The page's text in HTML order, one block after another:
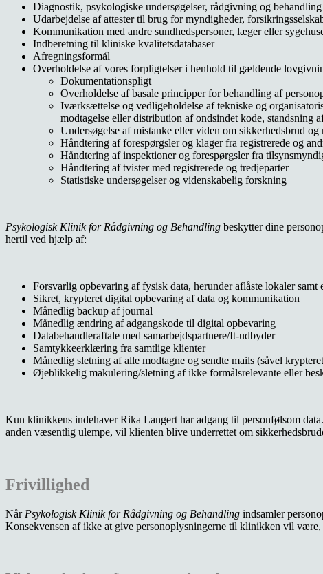
Diagnostik, psykologiske undersøgelser, rådgivning og
Udarbejdelse af attester til brug for myndigheder,
Kommunikation med andre sundhedspersoner, læger eller
Indberetning til kliniske kvalitetsdatabaser
Afregningsformål
Overholdelse af vores forpligtelser i henhold til gældende
Dokumentationspligt
Overholdelse af basale principper for behandling af
Iværksættelse og vedligeholdelse af tekniske og
modtagelse eller distribution af ondsindet kode, standsning
Undersøgelse af mistanke eller viden om sikkerhedsbrud
Håndtering af forespørgsler og klager fra registrerede og
Håndtering af inspektioner og forespørgsler fra
Håndtering af tvister med registrerede og tredjeparter
Statistiske undersøgelser og videnskabelig forskning
Psykologisk Klinik for Rådgivning og Behandling beskytter dine
hertil ved hjælp af:
Forsvarlig opbevaring af fysisk data, herunder aflåste lokaler samt
Sikret, krypteret digital opbevaring af data og kommunikation
Månedlig backup af journal
Månedlig ændring af adgangskode til digital opbevaring
Databehandleraftale med samarbejdspartnere/It-udbyder
Samtykkeerklæring fra samtlige klienter
Månedlig sletning af alle modtagne og sendte mails (såvel
Øjeblikkelig makulering/sletning af ikke formålsrelevante eller
Kun klinikkens indehaver Rika Langert har adgang til personfølsom
anden væsentlig ulempe, vil klienten blive underrettet om
Frivillighed
Når Psykologisk Klinik for Rådgivning og Behandling indsamler
Konsekvensen af ikke at give personoplysningerne til klinikken vil